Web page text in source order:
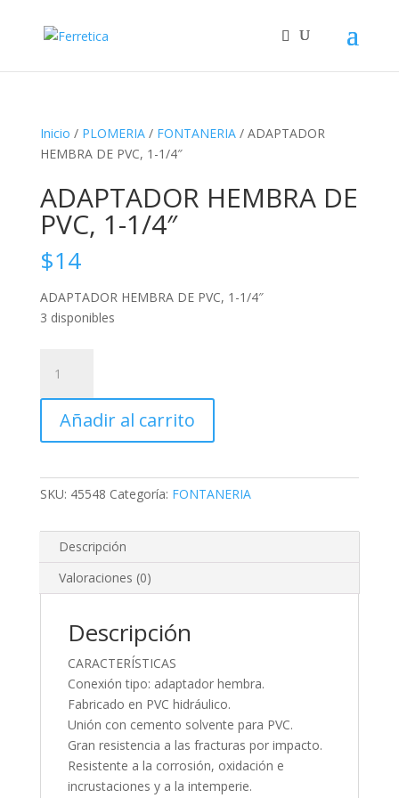
Inicio / PLOMERIA/ FONTANERIA/ ADAPTADOR
HEMBRA DE PVC, 1-1/4″
ADAPTADOR HEMBRA DE
PVC, 1-1/4″
$14
ADAPTADOR HEMBRA DE PVC, 1-1/4″
3 disponibles
HEMBRA
DE
PVC,
1-
cantidad
Añadir al carrito
SKU: 45548 Categoría: FONTANERIA
Descripción
Valoraciones (0)
Descripción
CARACTERÍSTICAS
Conexión tipo: adaptador hembra.
Fabricado en PVC hidráulico.
Unión con cemento solvente para PVC.
Gran resistencia a las fracturas por impacto.
Resistente a la corrosión, oxidación e
incrustaciones y a la intemperie.